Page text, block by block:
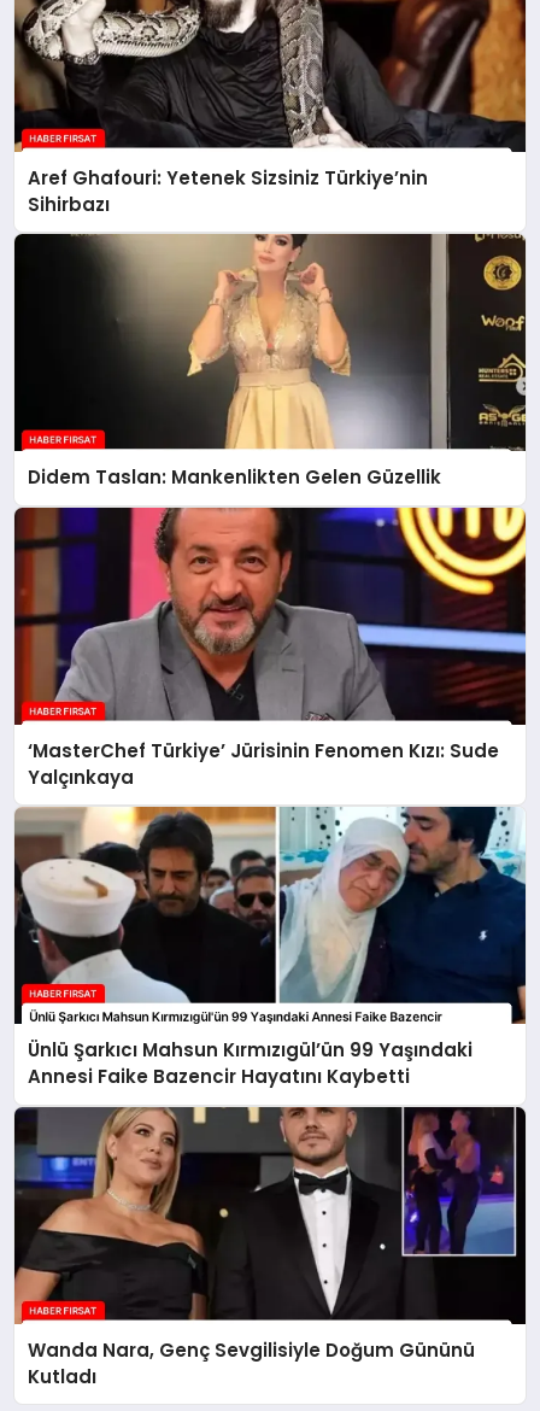
Aref Ghafouri: Yetenek Sizsiniz Türkiye’nin
Sihirbazı
Didem Taslan: Mankenlikten Gelen Güzellik
‘MasterChef Türkiye’ Jürisinin Fenomen Kızı: Sude
Yalçınkaya
Ünlü Şarkıcı Mahsun Kırmızıgül’ün 99 Yaşındaki
Annesi Faike Bazencir Hayatını Kaybetti
Wanda Nara, Genç Sevgilisiyle Doğum Gününü
Kutladı